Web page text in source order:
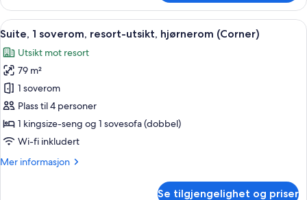
1
soverom,
utsikt
golfbane,
hjørnerom
(Corner)
Åpne
alle
bildene
av
Suite,
1
soverom,
resort-
hjørnerom
Suite, 1 soverom, resort-utsikt,
5
Suite, 1 soverom, resort-utsikt, hjørnerom (Corner)
Utsikt mot resort
79 m²
1 soverom
Plass til 4 personer
1 kingsize-seng og 1 sovesofa (dobbel)
Wi-fi inkludert
Mer informasjon
Mer
Se tilgjengelighet og priser